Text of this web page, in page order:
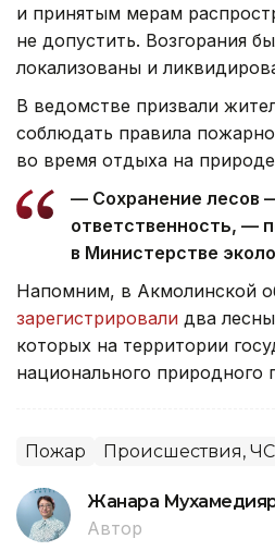
и принятым мерам
не допустить. Возгорания
локализованы и
В ведомстве призвали
соблюдать правила
во время отдыха на
— Сохранение лесов
ответственность, —
в Министерстве
Напомним, в Акмолинской
зарегистрировали два
которых на территории
национального природного
Пожар Происшествия, ЧС
Жанара
Автор